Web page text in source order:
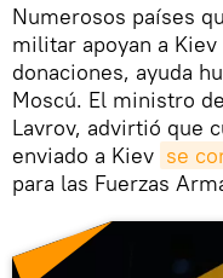
Numerosos países
militar apoyan a
donaciones, ayuda
Moscú. El ministro
Lavrov, advirtió que
enviado a Kiev se
para las Fuerzas